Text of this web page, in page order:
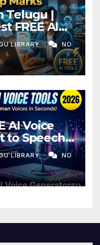
Telugu |
FREE AI
Tips
LIBRARY NO
AI Voice
to Speech
LIBRARY NO